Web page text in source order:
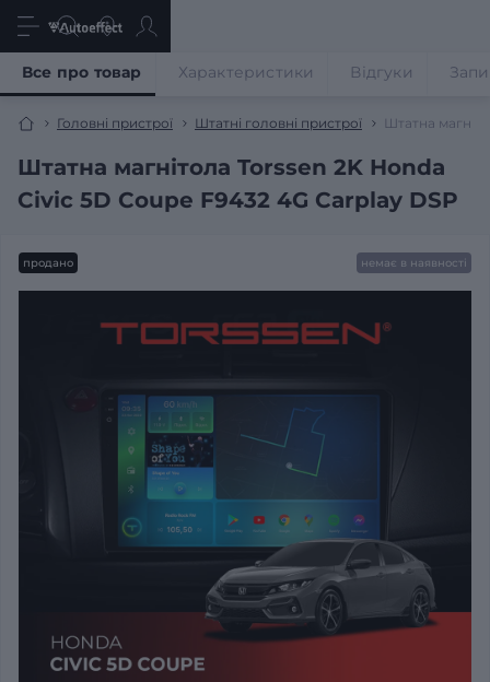
Головні пристрої Штатні головні пристрої Штатна
Штатна магнітола Torssen 2K Honda
Civic 5D Coupe F9432 4G Carplay DSP
Все про товар Характеристики Відгуки
продано немає в наявності